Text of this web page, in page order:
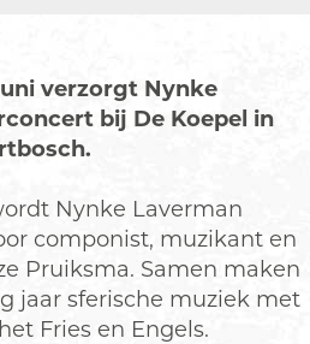
verzorgt Nynke
bij De Koepel in
Nynke Laverman
componist, muzikant en
Pruiksma. Samen maken
jaar sferische muziek met
Fries en Engels.